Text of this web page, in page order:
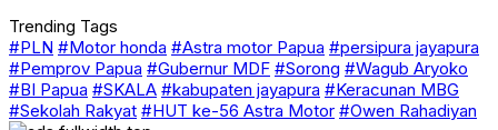
Trending Tags
#PLN #Motor honda #Astra motor Papua #persipura jayapura
#Pemprov Papua #Gubernur MDF #Sorong #Wagub Aryoko
#BI Papua #SKALA #kabupaten jayapura #Keracunan MBG
#Sekolah Rakyat #HUT ke-56 Astra Motor #Owen Rahadiyan